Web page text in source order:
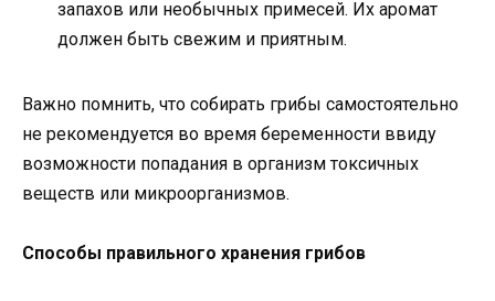
запахов или необычных примесей. Их аромат
должен быть свежим и приятным.
Важно помнить, что собирать грибы самостоятельно
не рекомендуется во время беременности ввиду
возможности попадания в организм токсичных
веществ или микроорганизмов.
Способы правильного хранения грибов